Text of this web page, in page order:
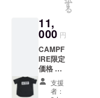
す
る
11,
000 円
CAMPF
IRE限定
価格 ・
『GET
HIGH』
支援
者：